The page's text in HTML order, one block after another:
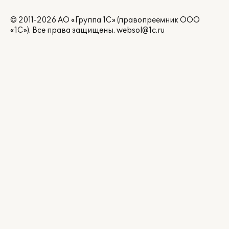
© 2011-2026 АО «Группа 1С» (правопреемник ООО
«1С»). Все права защищены. websol@1c.ru